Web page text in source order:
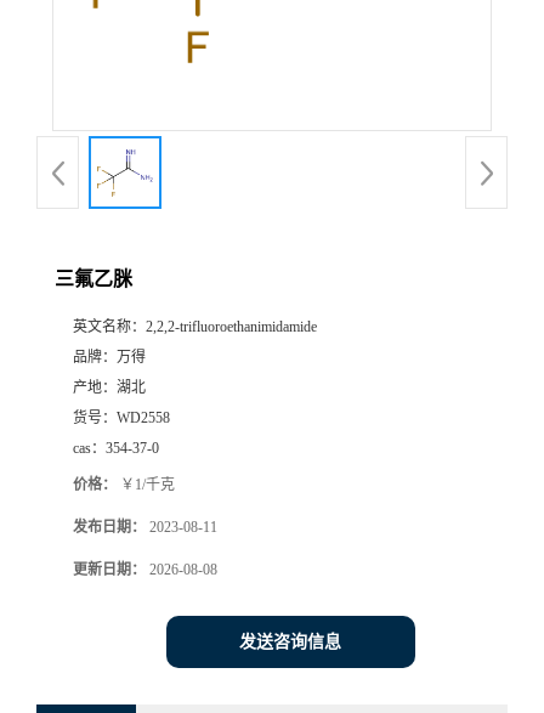
三氟乙脒
英文名称： 2,2,2-trifluoroethanimidamide
品牌： 万得
产地： 湖北
货号： WD2558
cas： 354-37-0
价格： ￥1/千克
发布日期： 2023-08-11
更新日期： 2026-08-08
发送咨询信息